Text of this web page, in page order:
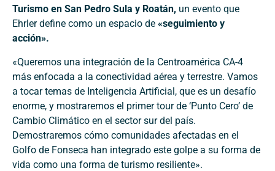
Turismo en San Pedro Sula y Roatán, un evento que
Ehrler define como un espacio de «seguimiento y
acción».
«Queremos una integración de la Centroamérica CA-4
más enfocada a la conectividad aérea y terrestre. Vamos
a tocar temas de Inteligencia Artificial, que es un desafío
enorme, y mostraremos el primer tour de ‘Punto Cero’ de
Cambio Climático en el sector sur del país.
Demostraremos cómo comunidades afectadas en el
Golfo de Fonseca han integrado este golpe a su forma de
vida como una forma de turismo resiliente».